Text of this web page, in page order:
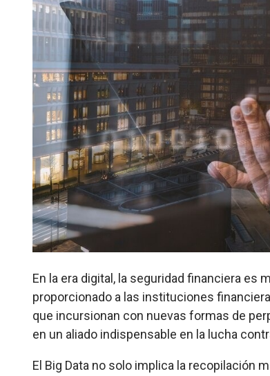
En la era digital, la seguridad financiera es
proporcionado a las instituciones
que incursionan con nuevas formas de
en un aliado indispensable en la lucha
El Big Data no solo implica la recopilación